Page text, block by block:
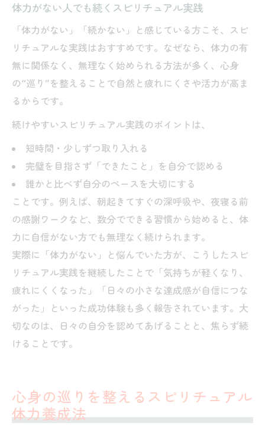
体力がない人でも続くスピリチュアル実践
「体力がない」「続かない」と感じている方こそ、スピ
リチュアルな実践はおすすめです。なぜなら、体力の有
無に関係なく、無理なく始められる方法が多く、心身
の“巡り”を整えることで自然と疲れにくさや活力が高ま
るからです。
続けやすいスピリチュアル実践のポイントは、
短時間・少しずつ取り入れる
完璧を目指さず「できたこと」を自分で認める
誰かと比べず自分のペースを大切にする
ことです。例えば、朝起きてすぐの深呼吸や、夜寝る前
の感謝ワークなど、数分でできる習慣から始めると、体
力に自信がない方でも無理なく続けられます。
実際に「体力がない」と悩んでいた方が、こうしたスピ
リチュアル実践を継続したことで「気持ちが軽くなり、
疲れにくくなった」「日々の小さな達成感が自信につな
がった」といった成功体験も多く報告されています。大
切なのは、日々の自分を認めてあげることと、焦らず続
けることです。
心身の巡りを整えるスピリチュアル
体力養成法